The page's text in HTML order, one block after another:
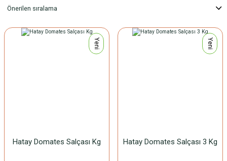
Yeni
Hatay Domates Salçası Kg
Yeni
Hatay Domates Salçası 3 Kg